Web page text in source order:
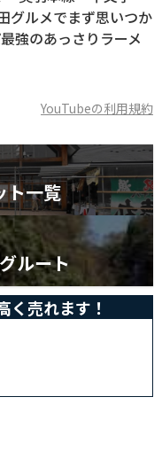
ルメでまず思いつか
強のあっさりラーメ
YouTubeの利用規約
ト一覧
ルート
く売れます！